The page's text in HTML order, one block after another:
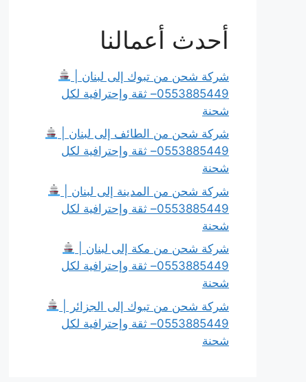
أحدث أعمالنا
شركة شحن من تبوك إلى لبنان |
0553885449– ثقة وإحترافية لكل
شحنة
شركة شحن من الطائف إلى لبنان |
0553885449– ثقة وإحترافية لكل
شحنة
شركة شحن من المدينة إلى لبنان |
0553885449– ثقة وإحترافية لكل
شحنة
شركة شحن من مكة إلى لبنان |
0553885449– ثقة وإحترافية لكل
شحنة
شركة شحن من تبوك إلى الجزائر |
0553885449– ثقة وإحترافية لكل
شحنة